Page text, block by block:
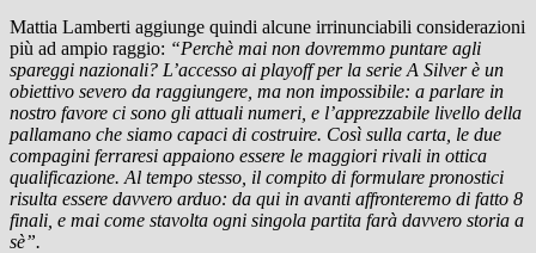
Mattia Lamberti aggiunge quindi alcune irrinunciabili considerazioni
più ad ampio raggio: “Perchè mai non dovremmo puntare agli
spareggi nazionali? L’accesso ai playoff per la serie A Silver è un
obiettivo severo da raggiungere, ma non impossibile: a parlare in
nostro favore ci sono gli attuali numeri, e l’apprezzabile livello della
pallamano che siamo capaci di costruire. Così sulla carta, le due
compagini ferraresi appaiono essere le maggiori rivali in ottica
qualificazione. Al tempo stesso, il compito di formulare pronostici
risulta essere davvero arduo: da qui in avanti affronteremo di fatto 8
finali, e mai come stavolta ogni singola partita farà davvero storia a
sè”.